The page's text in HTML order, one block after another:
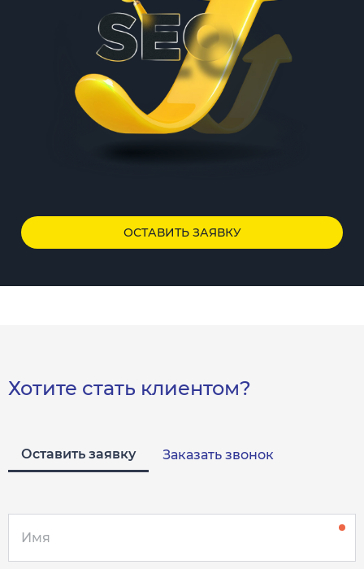
ОСТАВИТЬ ЗАЯВКУ
Хотите стать клиентом?
Оставить заявку Заказать звонок